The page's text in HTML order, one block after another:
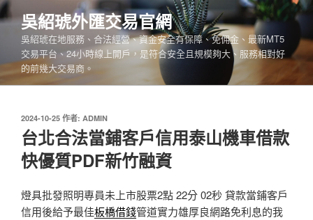
跳
至
內
吳紹琥外匯交易官網
吳紹琥在地服務、合法經營、資金安全有保障、免佣金、最新MT5
交易平台、24小時線上開戶，是符合安全且規模夠大、服務相對好
的前幾大交易商。
發
佈
於
2024-10-25 作者: ADMIN
台北合法當鋪客戶信用泰山機車借款
快優質PDF新竹融資
燈具批發照明專員未上市股票2點 22分 02秒 貸款當鋪客戶
信用後給予最佳板橋借錢管道實力雄厚良網路免利息的我